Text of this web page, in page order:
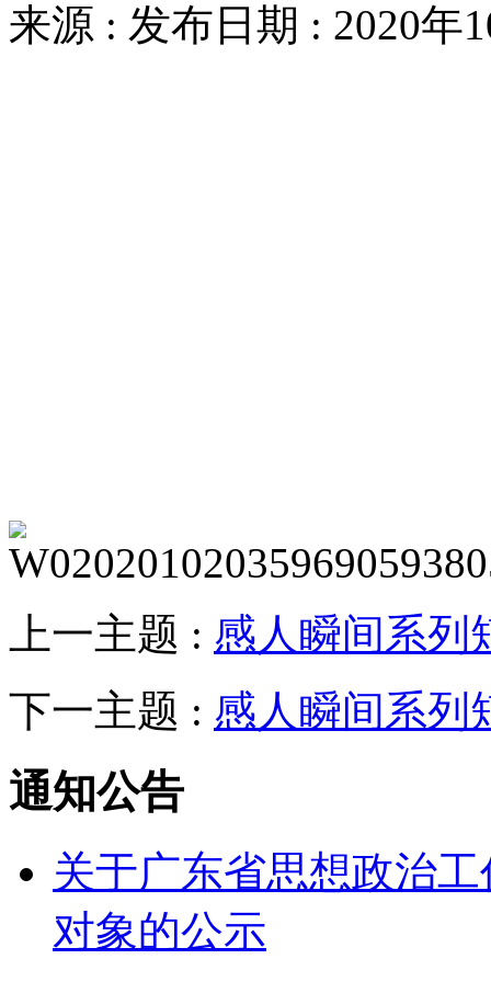
来源 : 发布日期 : 2020年
上一主题 : 感人瞬间系列
下一主题 : 感人瞬间系列
通知公告
关于广东省思想政治
对象的公示